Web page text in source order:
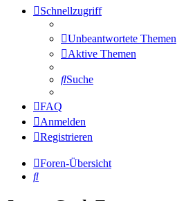
Schnellzugriff
Unbeantwortete Themen
Aktive Themen
Suche
FAQ
Anmelden
Registrieren
Foren-Übersicht
Suche